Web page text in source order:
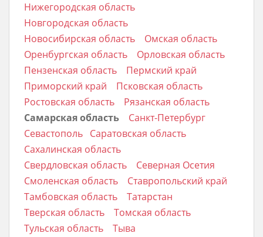
Нижегородская область
Новгородская область
Новосибирская область
Омская область
Оренбургская область
Орловская область
Пензенская область
Пермский край
Приморский край
Псковская область
Ростовская область
Рязанская область
Самарская область
Санкт-Петербург
Севастополь Саратовская область
Сахалинская область
Свердловская область
Северная Осетия
Смоленская область
Ставропольский край
Тамбовская область
Татарстан
Тверская область
Томская область
Тульская область
Тыва